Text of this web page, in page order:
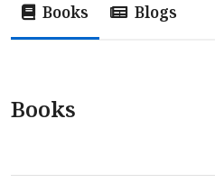
Books Blogs
Books